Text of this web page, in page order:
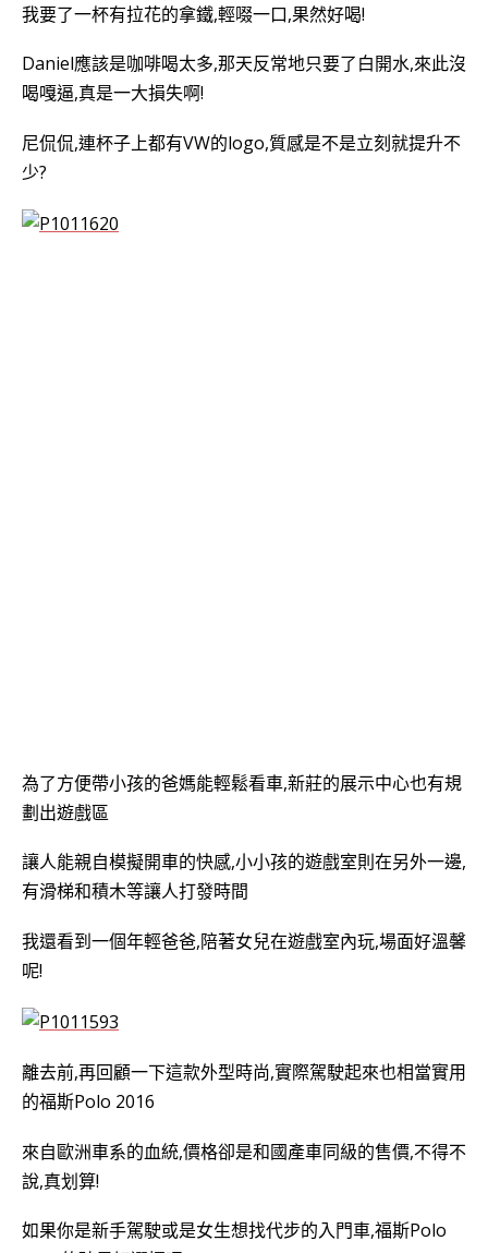
我要了一杯有拉花的拿鐵,輕啜一口,果然好喝!
Daniel應該是咖啡喝太多,那天反常地只要了白開水,來此沒
喝嘎逼,真是一大損失啊!
尼侃侃,連杯子上都有VW的logo,質感是不是立刻就提升不
少?
為了方便帶小孩的爸媽能輕鬆看車,新莊的展示中心也有規
劃出遊戲區
讓人能親自模擬開車的快感,小小孩的遊戲室則在另外一邊,
有滑梯和積木等讓人打發時間
我還看到一個年輕爸爸,陪著女兒在遊戲室內玩,場面好溫馨
呢!
離去前,再回顧一下這款外型時尚,實際駕駛起來也相當實用
的福斯Polo 2016
來自歐洲車系的血統,價格卻是和國產車同級的售價,不得不
說,真划算!
如果你是新手駕駛或是女生想找代步的入門車,福斯Polo